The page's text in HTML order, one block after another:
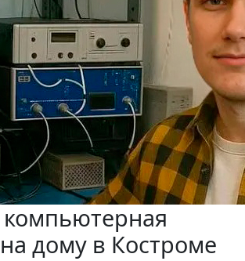
дому в Костроме